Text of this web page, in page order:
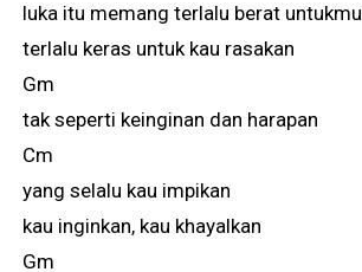
luka itu memang terlalu berat untukmu
terlalu keras untuk kau rasakan
Gm
tak seperti keinginan dan harapan
Cm
yang selalu kau impikan
kau inginkan, kau khayalkan
Gm